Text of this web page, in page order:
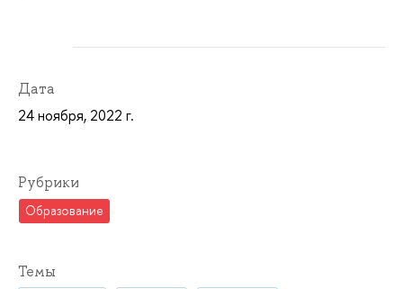
Дата
24 ноября, 2022 г.
Рубрики
Образование
Темы